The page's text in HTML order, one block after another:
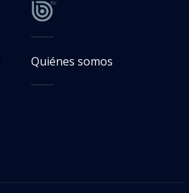
Quiénes somos